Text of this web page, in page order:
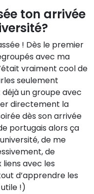
ton arrivée
! Dès le premier
avec ma
vraiment cool de
seulement
un groupe avec
directement la
dès son arrivée
portugais alors ça
de me
de
avec les
d’apprendre les
!)